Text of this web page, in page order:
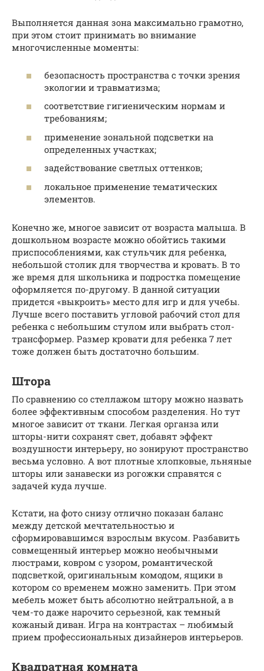
Выполняется данная зона максимально грамотно,
при этом стоит принимать во внимание
многочисленные моменты:
безопасность пространства с точки зрения
экологии и травматизма;
соответствие гигиеническим нормам и
требованиям;
применение зональной подсветки на
определенных участках;
задействование светлых оттенков;
локальное применение тематических
элементов.
Конечно же, многое зависит от возраста малыша. В
дошкольном возрасте можно обойтись такими
приспособлениями, как стульчик для ребенка,
небольшой столик для творчества и кровать. В то
же время для школьника и подростка помещение
оформляется по-другому. В данной ситуации
придется «выкроить» место для игр и для учебы.
Лучше всего поставить угловой рабочий стол для
ребенка с небольшим стулом или выбрать стол-
трансформер. Размер кровати для ребенка 7 лет
тоже должен быть достаточно большим.
Штора
По сравнению со стеллажом штору можно назвать
более эффективным способом разделения. Но тут
многое зависит от ткани. Легкая органза или
шторы-нити сохранят свет, добавят эффект
воздушности интерьеру, но зонируют пространство
весьма условно. А вот плотные хлопковые, льняные
шторы или занавески из рогожки справятся с
задачей куда лучше.
Кстати, на фото снизу отлично показан баланс
между детской мечтательностью и
сформировавшимся взрослым вкусом. Разбавить
совмещенный интерьер можно необычными
люстрами, ковром с узором, романтической
подсветкой, оригинальным комодом, ящики в
котором со временем можно заменить. При этом
мебель может быть абсолютно нейтральной, а в
чем-то даже нарочито серьезной, как темный
кожаный диван. Игра на контрастах – любимый
прием профессиональных дизайнеров интерьеров.
Квадратная комната